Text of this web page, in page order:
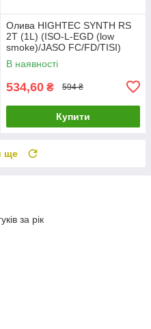
Олива HIGHTEC SYNTH RS
2T (1L) (ISO-L-EGD (low
smoke)/JASO FC/FD/TISI)
(API TC (TSC-3) ROWE
20032-0010-99 UA61
В наявності
534,60 ₴ 594 ₴
Купити
ще
за рік